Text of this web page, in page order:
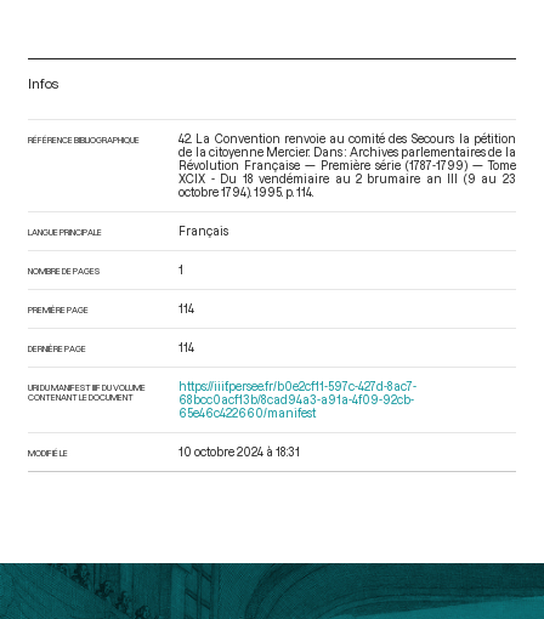
Infos
RÉFÉRENCE BIBLIOGRAPHIQUE
42. La Convention renvoie au comité des Secours la pétition
de la citoyenne Mercier. Dans : Archives parlementaires de la
Révolution Française — Première série (1787-1799) — Tome
XCIX - Du 18 vendémiaire au 2 brumaire an III (9 au 23
octobre 1794) . 1995. p. 114.
LANGUE PRINCIPALE Français
NOMBRE DE PAGES 1
PREMIÈRE PAGE 114
DERNIÈRE PAGE 114
URI DU MANIFEST IIIF DU VOLUME
CONTENANT LE DOCUMENT
https://iiif.persee.fr/b0e2cf11-597c-427d-8ac7-
68bcc0acf13b/8cad94a3-a91a-4f09-92cb-
65e46c422660/manifest
MODIFIÉ LE 10 octobre 2024 à 18:31